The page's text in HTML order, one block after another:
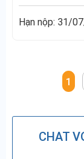
Hạn nộp: 31/
1
CHAT